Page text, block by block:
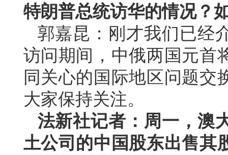
特朗普总统访华的情况？
郭嘉昆：刚才我们已经
访问期间，中俄两国元首
同关心的国际地区问题交
大家保持关注。
法新社记者：周一，澳
土公司的中国股东出售其